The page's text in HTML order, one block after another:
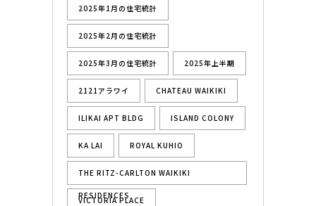
2025年1月の住宅統計
2025年2月の住宅統計
2025年3月の住宅統計 2025年上半期
2121アラワイ CHATEAU WAIKIKI
ILIKAI APT BLDG ISLAND COLONY
KA LAI ROYAL KUHIO
THE RITZ-CARLTON WAIKIKI
RESIDENCES
VICTORIA PLACE